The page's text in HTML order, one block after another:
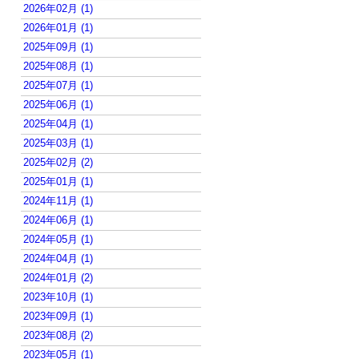
2026年02月 (1)
2026年01月 (1)
2025年09月 (1)
2025年08月 (1)
2025年07月 (1)
2025年06月 (1)
2025年04月 (1)
2025年03月 (1)
2025年02月 (2)
2025年01月 (1)
2024年11月 (1)
2024年06月 (1)
2024年05月 (1)
2024年04月 (1)
2024年01月 (2)
2023年10月 (1)
2023年09月 (1)
2023年08月 (2)
2023年05月 (1)